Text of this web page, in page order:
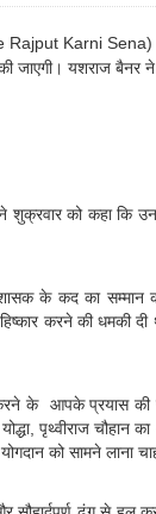
Rajput Karni Sena)
जाएगी। यशराज बैनर
को कहा कि
के कद का
करने की धमकी
के आपके प्रयास की
पृथ्वीराज चौहान
को सामने लाना